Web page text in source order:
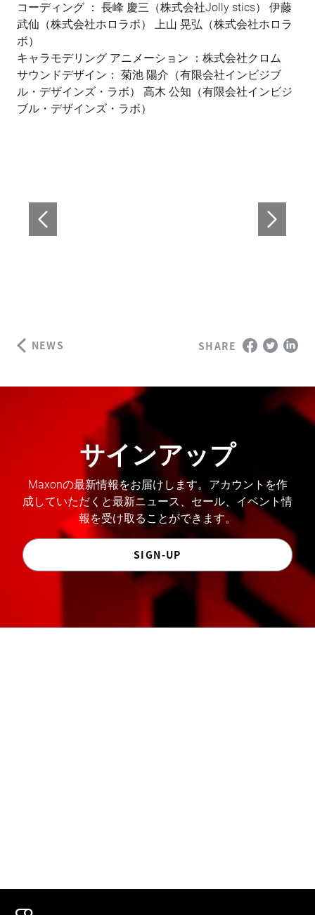
コーディング ： 長峰 慶三（株式会社Jolly stics） 伊藤
武仙（株式会社ホロラボ） 上山 晃弘（株式会社ホロラ
ボ）
キャラモデリング アニメーション ：株式会社クロム
サウンドデザイン： 菊池 陽介（有限会社インビジブ
ル・デザインズ・ラボ） 高木 公知（有限会社インビジ
ブル・デザインズ・ラボ）
NEWS SHARE
サインアップ
Maxonの最新情報をお届けします。アカウントを作
成していただくと最新ニュース、セール、イベント情
報を受け取ることができます。
SIGN-UP